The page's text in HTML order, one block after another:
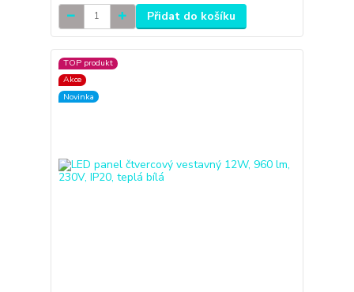
Přidat do košíku
TOP produkt
Akce
Novinka